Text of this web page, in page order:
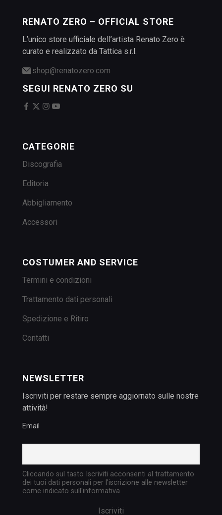
RENATO ZERO – OFFICIAL STORE
L’unico store ufficiale dell’artista Renato Zero è
curato e realizzato da Tattica s.r.l.
shop@renatozero.com
SEGUI RENATO ZERO SU
CATEGORIE
Discografia
Editoria
Abbigliamento
Accessori
COSTUMER AND SERVICE
Termini e condizioni
Trattamento dati personali
Spedizione e Ritiro
Contatti
NEWSLETTER
Iscriviti per restare sempre aggiornato sulle nostre
attività!
Email
Cliccando sul tasto Iscriviti acconsenti al trattamento
dei tuoi dati personali per l'iscrizione alle newsletter
come indicato sull'informativa